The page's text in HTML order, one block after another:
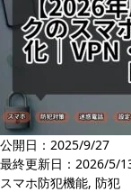
公開日：2025/9/27
最終更新日： 2026/5/
スマホ防犯機能, 防犯